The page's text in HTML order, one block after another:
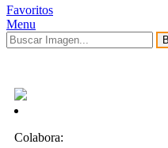
Favoritos
Menu
Colabora: